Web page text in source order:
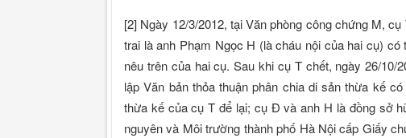
[2] Ngày 12/3/2012, tại Văn phòng công chứng M,
trai là anh Phạm Ngọc H (là cháu nội của hai cụ)
nêu trên của hai cụ. Sau khi cụ T chết, ngày 26/
lập Văn bản thỏa thuận phân chia di sản thừa kế
thừa kế của cụ T để lại; cụ Đ và anh H là đồng sở
nguyên và Môi trường thành phố Hà Nội cấp Giấy